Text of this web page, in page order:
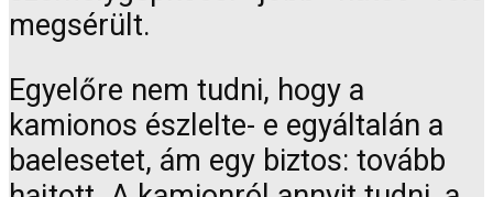
megsérült.
Egyelőre nem tudni, hogy a
kamionos észlelte- e egyáltalán a
baelesetet, ám egy biztos: tovább